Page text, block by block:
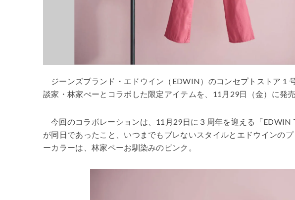
ジーンズブランド・エドウイン（EDWIN）のコンセプトストア１
談家・林家ぺーとコラボした限定アイテムを、11月29日（金）に発売
今回のコラボレーションは、11月29日に３周年を迎える「
が同日であったこと、いつまでもブレないスタイルとエドウインの
ーカラーは、林家ペーお馴染みのピンク。